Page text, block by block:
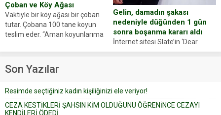
Çoban ve Köy Ağası
Vaktiyle bir köy ağası bir çoban
tutar. Çobana 100 tane koyun
teslim eder. “Aman koyunlarıma
Çoban koyunları alır gider. Aylar...
Gelin, damadın şakası
nedeniyle düğünden 1 gün
sonra boşanma kararı aldı
İnternet sitesi Slate’in ‘Dear
Prudence’ isimli tavsiye köşesine
yapıştırdığı için düğünden...
Son Yazılar
Resimde seçtiğiniz kadın kişiliğinizi ele veriyor!
CEZA KESTİKLERİ ŞAHSIN KİM OLDUĞUNU ÖĞRENİNCE CEZAYI
KENDİLERİ ÖDEDİ